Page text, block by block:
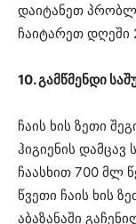
დაიტანეთ
ჩაიტარეთ დღეში
10. გამწმენდი
ჩაის ხის ზეთი
ჰიგიენის
ჩაასხით 700 მლ
წვეთი ჩაის ხის
აბაზანაში